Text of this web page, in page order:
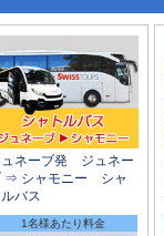
ネーブ発 ジュネー
⇒ シャモニー シャ
バス
1名様あたり料金